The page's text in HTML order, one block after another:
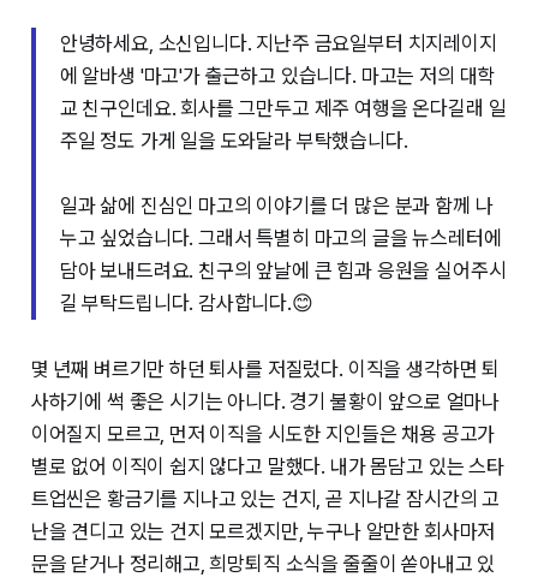
안녕하세요, 소신입니다. 지난주 금요일부터 치지레이지
에 알바생 '마고'가 출근하고 있습니다. 마고는 저의 대학
교 친구인데요. 회사를 그만두고 제주 여행을 온다길래 일
주일 정도 가게 일을 도와달라 부탁했습니다.
일과 삶에 진심인 마고의 이야기를 더 많은 분과 함께 나
누고 싶었습니다. 그래서 특별히 마고의 글을 뉴스레터에
담아 보내드려요. 친구의 앞날에 큰 힘과 응원을 실어주시
길 부탁드립니다. 감사합니다.😊
몇 년째 벼르기만 하던 퇴사를 저질렀다. 이직을 생각하면 퇴
사하기에 썩 좋은 시기는 아니다. 경기 불황이 앞으로 얼마나
이어질지 모르고, 먼저 이직을 시도한 지인들은 채용 공고가
별로 없어 이직이 쉽지 않다고 말했다. 내가 몸담고 있는 스타
트업씬은 황금기를 지나고 있는 건지, 곧 지나갈 잠시간의 고
난을 견디고 있는 건지 모르겠지만, 누구나 알만한 회사마저
문을 닫거나 정리해고, 희망퇴직 소식을 줄줄이 쏟아내고 있